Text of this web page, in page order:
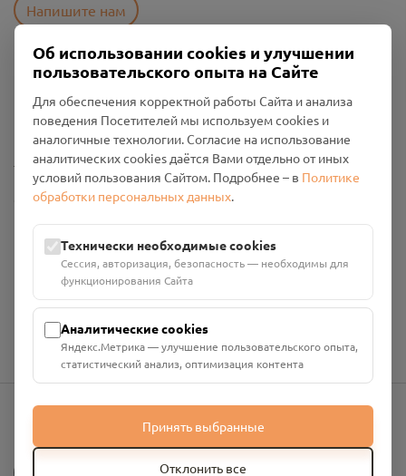
Напишите нам
Пользовательское соглашение
Политика конфиденциальности
Промо-материалы
Настройки cookies
Общество с ограниченной ответственностью «Смоленский
ИНН: 6700029207 ОГРН: 1256700001986
Юридический адрес: 216790, Смоленская область, р-н
Руднянский, г. Рудня, улица Западная, д. 26А, пом. 18
Номер счёта: 40702810901130004287 в АО "АЛЬФА-БАНК"
Кор. счёт: 30101810200000000593
info@pomnim.online
Об использовании cookies и улучшении
пользовательского опыта на Сайте
Для обеспечения корректной работы Сайта и анализа
поведения Посетителей мы используем cookies и
аналогичные технологии. Согласие на использование
аналитических cookies даётся Вами отдельно от иных
условий пользования Сайтом. Подробнее – в Политике
обработки персональных данных.
Технически необходимые cookies
Сессия, авторизация, безопасность — необходимы для
функционирования Сайта
Аналитические cookies
Яндекс.Метрика — улучшение пользовательского опыта,
статистический анализ, оптимизация контента
Принять выбранные
Отклонить все